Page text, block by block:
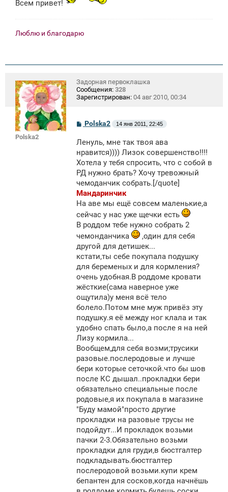
Всем привет!
Люблю и благодарю
Polska2
Задорная первоклашка
Сообщения: 328
Зарегистрирован: 04 авг 2010, 00:34
С
б
щ
е
н
и
Polska2 14 янв 2011, 22:45
Ленуль, мне так твоя ава
нравится)))) Лизок совершенство!!!!
Хотела у тебя спросить, что с собой в
РД нужно брать? Хочу тревожный
чемоданчик собрать.[/quote]
Мандаринчик
На аве мы ещё совсем маленькие,а
сейчас у нас уже щечки есть
В роддом тебе нужно собрать 2
чемонданчика
,один для себя
другой для детишек...
кстати,ты себе покупала подушку
для беременых и для кормления?
очень удобная.В роддоме кровати
жёсткие(сама наверное уже
ощутила)у меня всё тело
болело.Потом мне муж привёз эту
подушку.я её между ног клала и так
удобно спать было,а после я на ней
Лизу кормила...
Вообщем,для себя возми;трусики
разовые.послеродовые и лучше
бери которые сеточкой.что бы шов
после КС дышал..прокладки бери
обязательно специальные после
родовые,я их покупала в магазине
"Буду мамой"просто другие
прокладки на разовые трусы не
подойдут...И прокладок возьми
пачки 2-3.Обязательно возьми
прокладки для груди,в бюстгалтер
подкладывать.бюстгалтер
послеродовой возьми.купи крем
бепантен для сосков,когда начнёшь